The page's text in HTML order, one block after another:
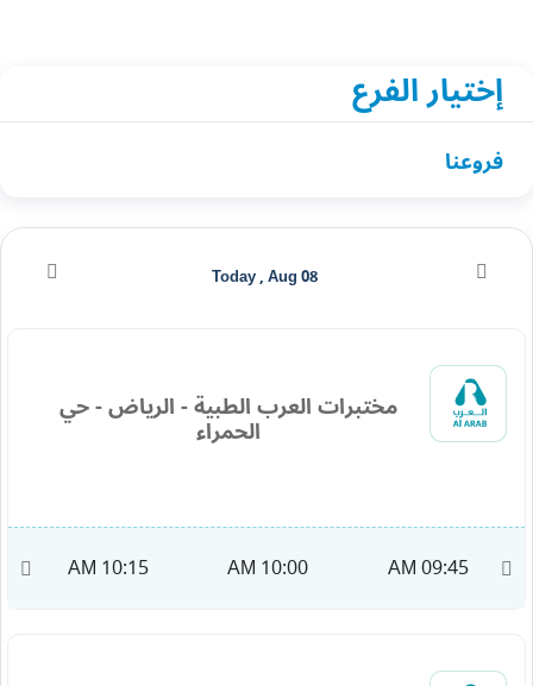
إختيار الفرع
فروعنا
مختبرات العرب الطبية - الرياض - حي
الحمراء
09:45 AM
10:00 AM
10:15 AM